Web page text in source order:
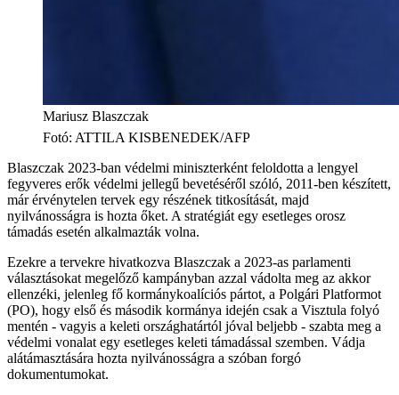
Mariusz Blaszczak
Fotó: ATTILA KISBENEDEK/AFP
Blaszczak 2023-ban védelmi miniszterként feloldotta a lengyel
fegyveres erők védelmi jellegű bevetéséről szóló, 2011-ben készített,
már érvénytelen tervek egy részének titkosítását, majd
nyilvánosságra is hozta őket. A stratégiát egy esetleges orosz
támadás esetén alkalmazták volna.
Ezekre a tervekre hivatkozva Blaszczak a 2023-as parlamenti
választásokat megelőző kampányban azzal vádolta meg az akkor
ellenzéki, jelenleg fő kormánykoalíciós pártot, a Polgári Platformot
(PO), hogy első és második kormánya idején csak a Visztula folyó
mentén - vagyis a keleti országhatártól jóval beljebb - szabta meg a
védelmi vonalat egy esetleges keleti támadással szemben. Vádja
alátámasztására hozta nyilvánosságra a szóban forgó
dokumentumokat.